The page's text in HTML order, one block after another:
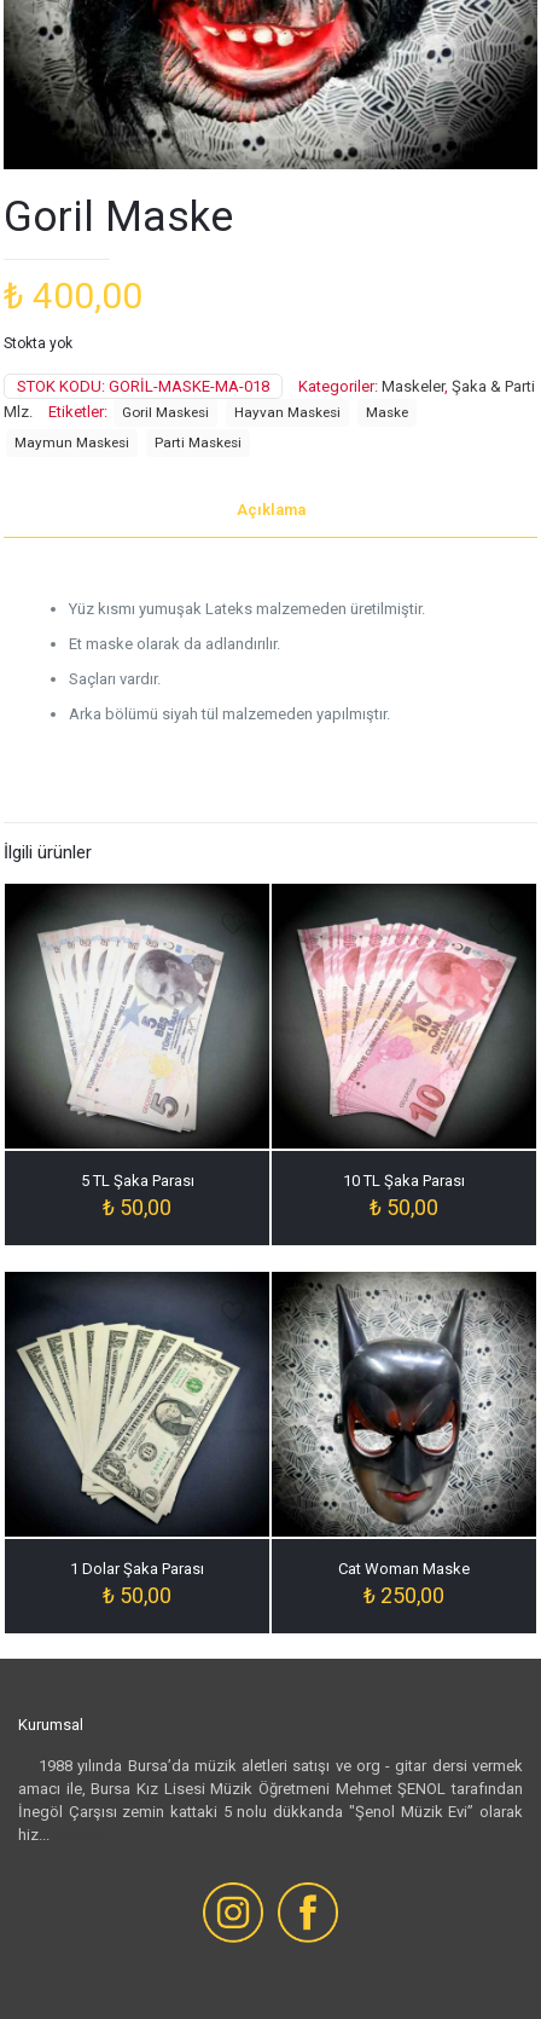
Goril Maske
₺ 400,00
Stokta yok
STOK KODU: GORIL-MASKE-MA-018 Kategoriler: Maskeler, Şaka & Parti
Mlz.
Etiketler: Goril Maskesi Hayvan Maskesi
Maske
Maymun Maskesi
Parti Maskesi
Açıklama
Yüz kısmı yumuşak Lateks malzemeden üretilmiştir.
Et maske olarak da adlandırılır.
Saçları vardır.
Arka bölümü siyah tül malzemeden yapılmıştır.
İlgili ürünler
5 TL Şaka Parası
₺ 50,00
10 TL Şaka Parası
₺ 50,00
1 Dolar Şaka Parası
₺ 50,00
Cat Woman Maske
₺ 250,00
Kurumsal
1988 yılında Bursa’da müzik aletleri satışı ve org - gitar dersi vermek
amacı ile, Bursa Kız Lisesi Müzik Öğretmeni Mehmet ŞENOL tarafından
İnegöl Çarşısı zemin kattaki 5 nolu dükkanda "Şenol Müzik Evi” olarak
hiz...